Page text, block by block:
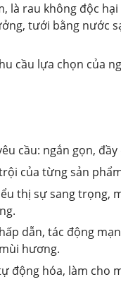
là rau không độc
tưới bằng nước
cầu lựa chọn của
cầu: ngắn gọn,
của từng sản
thị sự sang trọng,
dẫn, tác động
hương.
động hóa, làm cho